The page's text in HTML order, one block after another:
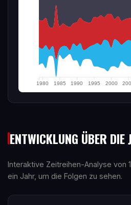
1980 1985 1990 1995 2000
ENTWICKLUNG ÜBER DIE
Interaktive Zeitreihen-Analyse von
ein Jahr, um die Folgen zu sehen.